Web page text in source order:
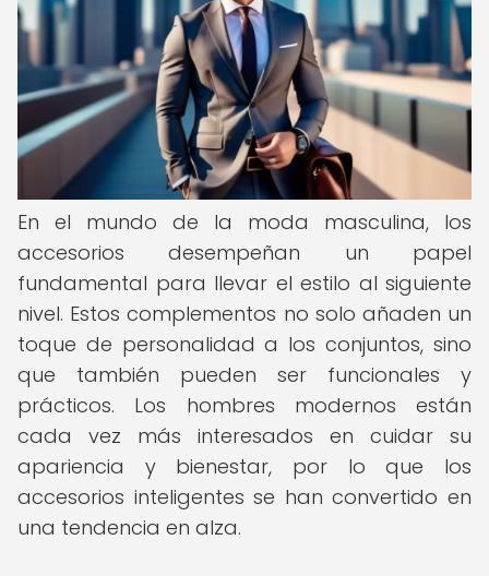
En el mundo de la moda masculina, los
accesorios desempeñan un papel
fundamental para llevar el estilo al siguiente
nivel. Estos complementos no solo añaden un
toque de personalidad a los conjuntos, sino
que también pueden ser funcionales y
prácticos. Los hombres modernos están
cada vez más interesados en cuidar su
apariencia y bienestar, por lo que los
accesorios inteligentes se han convertido en
una tendencia en alza.